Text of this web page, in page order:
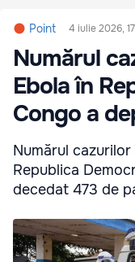
Point 4 iulie 2026,
Numărul
Ebola în
Congo a
Numărul
Republica
decedat 473 de